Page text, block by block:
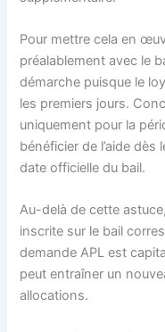
Pour mettre cela en
préalablement avec le
démarche puisque le
les premiers jours.
uniquement pour la
bénéficier de l’aide
date officielle du bail.
Au-delà de cette
inscrite sur le bail
demande APL est
peut entraîner un
allocations.